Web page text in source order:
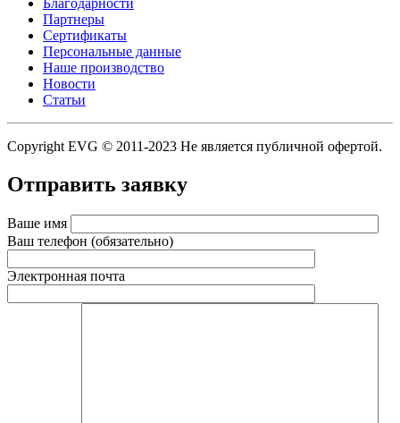
Партнеры
Сертификаты
Персональные данные
Наше производство
Новости
Статьи
Copyright EVG © 2011-2023 Не является публичной офертой.
Отправить заявку
Ваше имя
Ваш телефон (обязательно)
Электронная почта